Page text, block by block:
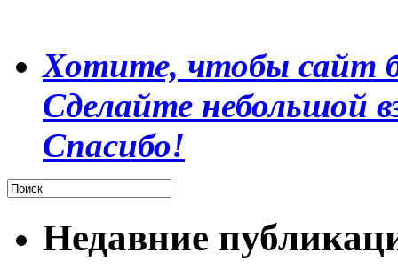
Хотите, чтобы сайт
Сделайте небольшой
Спасибо!
Недавние